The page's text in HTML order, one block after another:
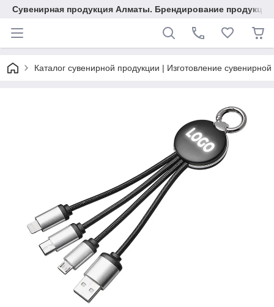
Сувенирная продукция Алматы. Брендирование
Каталог сувенирной продукции | Изготовление